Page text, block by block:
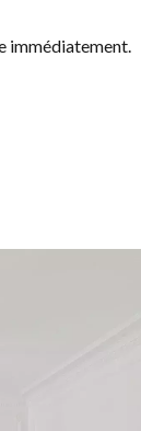
immédiatement.